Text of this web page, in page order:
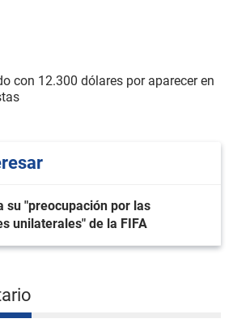
con 12.300 dólares por aparecer en
su "preocupación por las
unilaterales" de la FIFA